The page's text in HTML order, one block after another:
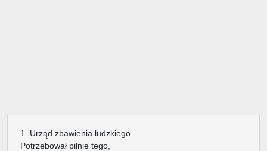
1. Urząd zbawienia ludzkiego
Potrzebował pilnie tego,